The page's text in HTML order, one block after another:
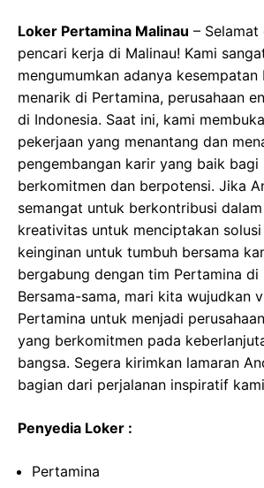
Loker Pertamina Malinau –
pencari kerja di Malinau! Kami
mengumumkan adanya
menarik di Pertamina, perusahaan
di Indonesia. Saat ini, kami
pekerjaan yang menantang dan
pengembangan karir yang baik bagi
berkomitmen dan berpotensi. Jika
semangat untuk berkontribusi
kreativitas untuk menciptakan
keinginan untuk tumbuh bersama
bergabung dengan tim Pertamina di
Bersama-sama, mari kita wujudkan
Pertamina untuk menjadi
yang berkomitmen pada
bangsa. Segera kirimkan lamaran
bagian dari perjalanan inspiratif
Penyedia Loker :
Pertamina